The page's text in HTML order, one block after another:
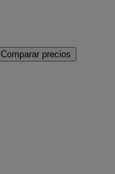
Comparar precios